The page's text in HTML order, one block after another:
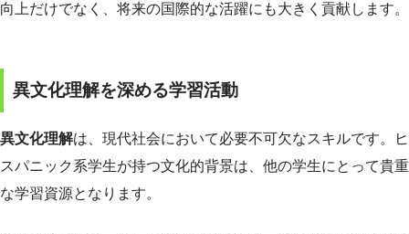
向上だけでなく、将来の国際的な活躍にも大きく貢献します。
異文化理解を深める学習活動
異文化理解は、現代社会において必要不可欠なスキルです。ヒ
スパニック系学生が持つ文化的背景は、他の学生にとって貴重
な学習資源となります。